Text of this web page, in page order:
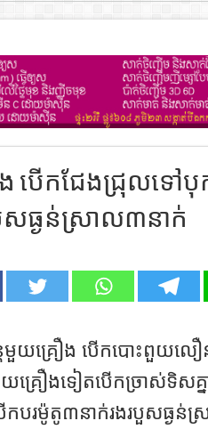
បើកជែងជ្រុលទៅបុ
សធ្ងន់ស្រាល៣នាក់
ដមួយគ្រឿង បើកបោះពួយល
គ្រឿងទៀតបើកច្រាស់ទិស
ើកបរម៉ូតូ៣នាក់រងរបួសធ្ង